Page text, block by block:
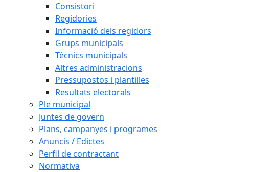
Consistori
Regidories
Informació dels regidors
Grups municipals
Tècnics municipals
Altres administracions
Pressupostos i plantilles
Resultats electorals
Ple municipal
Juntes de govern
Plans, campanyes i programes
Anuncis / Edictes
Perfil de contractant
Normativa